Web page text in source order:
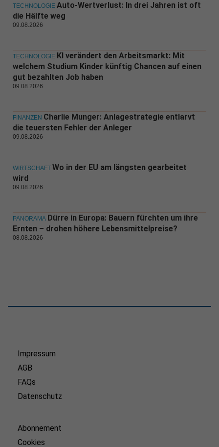
TECHNOLOGIE Auto-Wertverlust: In drei Jahren ist oft
die Hälfte weg
09.08.2026
TECHNOLOGIE KI verändert den Arbeitsmarkt: Mit
welchem Studium Kinder künftig Chancen auf einen
gut bezahlten Job haben
09.08.2026
FINANZEN Charlie Munger: Anlagestrategie entlarvt
die teuersten Fehler der Anleger
09.08.2026
WIRTSCHAFT Wo in der EU am längsten gearbeitet
wird
09.08.2026
PANORAMA Dürre in Europa: Bauern fürchten um ihre
Ernten – drohen höhere Lebensmittelpreise?
08.08.2026
Impressum
AGB
FAQs
Datenschutz
Abonnement
Cookies